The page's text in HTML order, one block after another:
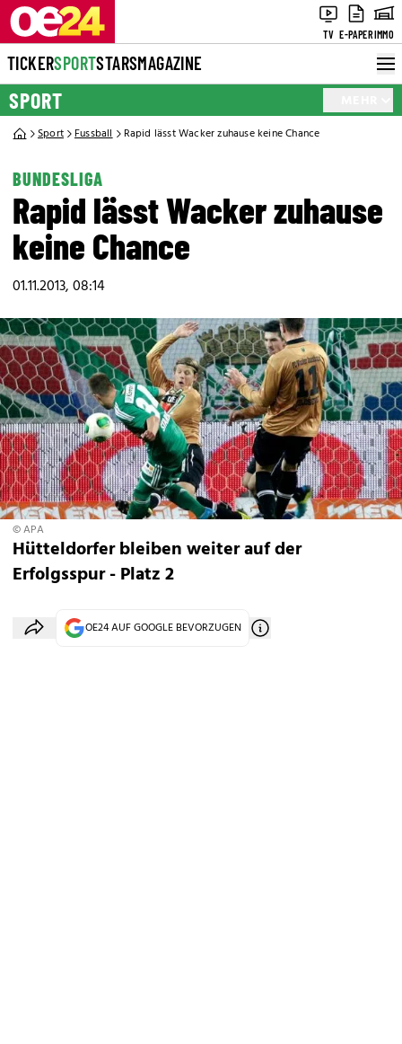
TV E-PAPERIMMO
TICKERSPORTSTARSMAGAZINE
SPORT
Sport Fussball Rapid lässt Wacker zuhause keine Chance
BUNDESLIGA
Rapid lässt Wacker zuhause
keine Chance
01.11.2013, 08:14
© APA
Hütteldorfer bleiben weiter auf der
Erfolgsspur - Platz 2
OE24 AUF GOOGLE BEVORZUGEN